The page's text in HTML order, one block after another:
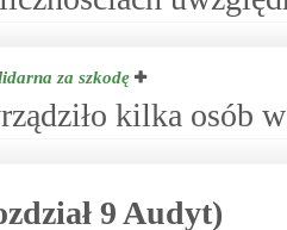
za szkodę
kilka osób
9 Audyt)